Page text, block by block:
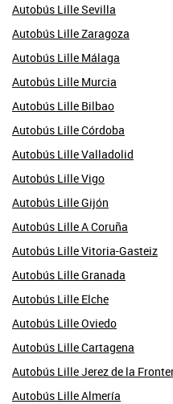
Autobús Lille Sevilla
Autobús Lille Zaragoza
Autobús Lille Málaga
Autobús Lille Murcia
Autobús Lille Bilbao
Autobús Lille Córdoba
Autobús Lille Valladolid
Autobús Lille Vigo
Autobús Lille Gijón
Autobús Lille A Coruña
Autobús Lille Vitoria-Gasteiz
Autobús Lille Granada
Autobús Lille Elche
Autobús Lille Oviedo
Autobús Lille Cartagena
Autobús Lille Jerez de la
Autobús Lille Almería